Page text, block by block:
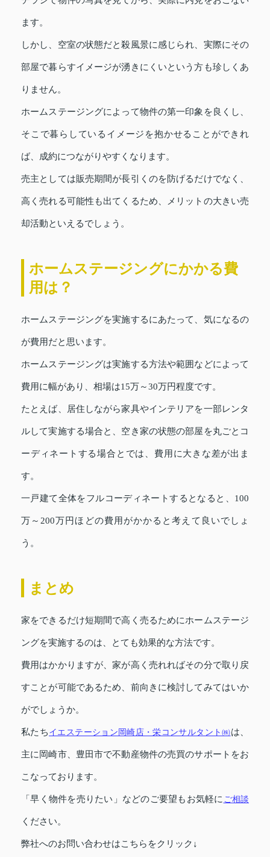
ます。
しかし、空室の状態だと殺風景に感じられ、実際にその
部屋で暮らすイメージが湧きにくいという方も珍しくあ
りません。
ホームステージングによって物件の第一印象を良くし、
そこで暮らしているイメージを抱かせることができれ
ば、成約につながりやすくなります。
売主としては販売期間が長引くのを防げるだけでなく、
高く売れる可能性も出てくるため、メリットの大きい売
却活動といえるでしょう。
ホームステージングにかかる費
用は？
ホームステージングを実施するにあたって、気になるの
が費用だと思います。
ホームステージングは実施する方法や範囲などによって
費用に幅があり、相場は15万～30万円程度です。
たとえば、居住しながら家具やインテリアを一部レンタ
ルして実施する場合と、空き家の状態の部屋を丸ごとコ
ーディネートする場合とでは、費用に大きな差が出ま
す。
一戸建て全体をフルコーディネートするとなると、100
万～200万円ほどの費用がかかると考えて良いでしょ
う。
まとめ
家をできるだけ短期間で高く売るためにホームステージ
ングを実施するのは、とても効果的な方法です。
費用はかかりますが、家が高く売れればその分で取り戻
すことが可能であるため、前向きに検討してみてはいか
がでしょうか。
私たちイエステーション岡崎店・栄コンサルタント㈱は、
主に岡崎市、豊田市で不動産物件の売買のサポートをお
こなっております。
「早く物件を売りたい」などのご要望もお気軽に ご相談
ください。
弊社へのお問い合わせはこちらをクリック↓